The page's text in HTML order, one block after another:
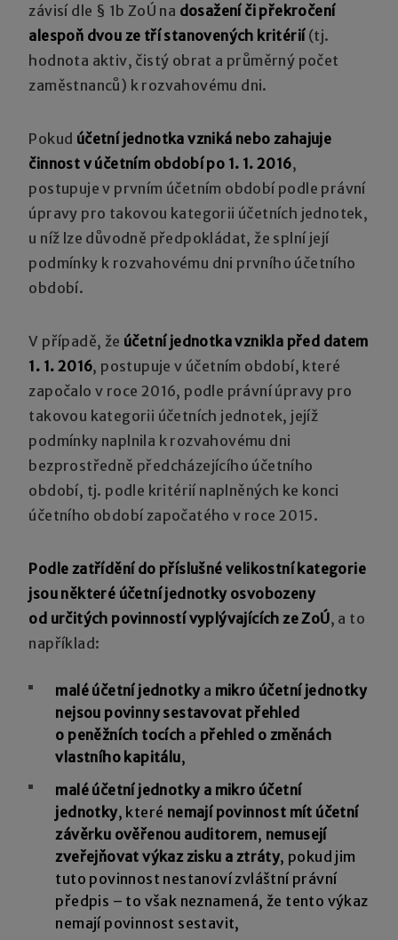
závisí dle § 1b ZoÚ na dosažení či překročení
alespoň dvou ze tří stanovených kritérií(tj.
hodnota aktiv, čistý obrat a průměrný počet
zaměstnanců) k rozvahovému dni.
Pokud účetní jednotka vzniká nebo zahajuje
činnost v účetním období po 1. 1. 2016,
postupuje v prvním účetním období podle právní
úpravy pro takovou kategorii účetních jednotek,
u níž lze důvodně předpokládat, že splní její
podmínky k rozvahovému dni prvního účetního
období.
V případě, že účetní jednotka vznikla před datem
1. 1. 2016, postupuje v účetním období, které
započalo v roce 2016, podle právní úpravy pro
takovou kategorii účetních jednotek, jejíž
podmínky naplnila k rozvahovému dni
bezprostředně předcházejícího účetního
období, tj. podle kritérií naplněných ke konci
účetního období započatého v roce 2015.
Podle zatřídění do příslušné velikostní kategorie
jsou některé účetní jednotky osvobozeny
od určitých povinností vyplývajících ze ZoÚ, a to
například:
malé účetní jednotkya mikro účetní jednotky
nejsou povinny sestavovat přehled
o peněžních tocích a přehled o změnách
vlastního kapitálu,
malé účetní jednotky a mikro účetní
jednotky, které nemají povinnost mít účetní
závěrku ověřenou auditorem, nemusejí
zveřejňovat výkaz zisku a ztráty, pokud jim
tuto povinnost nestanoví zvláštní právní
předpis – to však neznamená, že tento výkaz
nemají povinnost sestavit,